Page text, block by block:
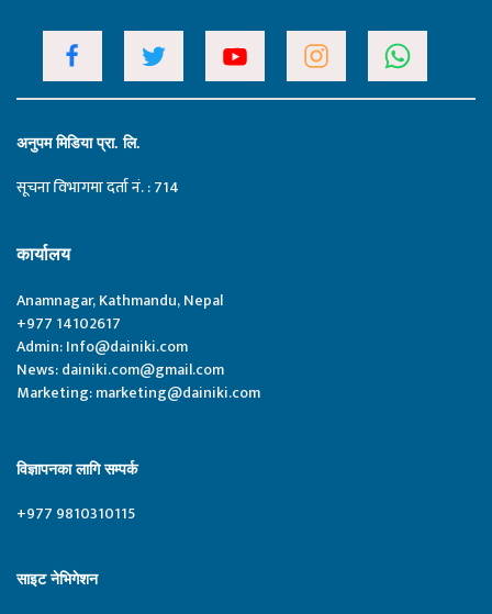
अनुपम मिडिया प्रा. लि.
सूचना विभागमा दर्ता नं. : 714
कार्यालय
Anamnagar, Kathmandu, Nepal
+977 14102617
Admin:Info@dainiki.com
News:dainiki.com@gmail.com
Marketing:marketing@dainiki.com
विज्ञापनका लागि सम्पर्क
+977 9810310115
साइट नेभिगेशन